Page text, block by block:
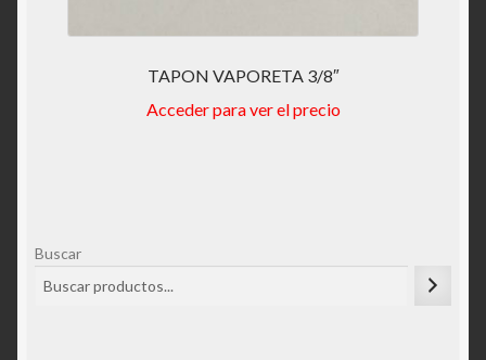
TAPON VAPORETA 3/8″
Acceder para ver el precio
Buscar